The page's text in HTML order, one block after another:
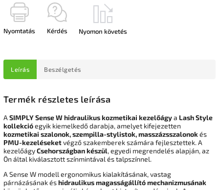
Nyomtatás Kérdés Nyomon követés
Leírás Beszélgetés
Termék részletes leírása
A SIMPLY Sense W hidraulikus kozmetikai kezelőágya Lash Style
kollekcióegyik kiemelkedő darabja, amelyet kifejezetten
kozmetikai szalonok, szempilla-stylistok, masszázsszalonokés
PMU-kezeléseketvégző szakemberek számára fejlesztettek. A
kezelőágyCsehországban készül, egyedi megrendelés alapján, az
Ön által kiválasztott színmintával és talpszínnel.
A Sense W modell ergonomikus kialakításának, vastag
párnázásának éshidraulikus magasságállító mechanizmusának